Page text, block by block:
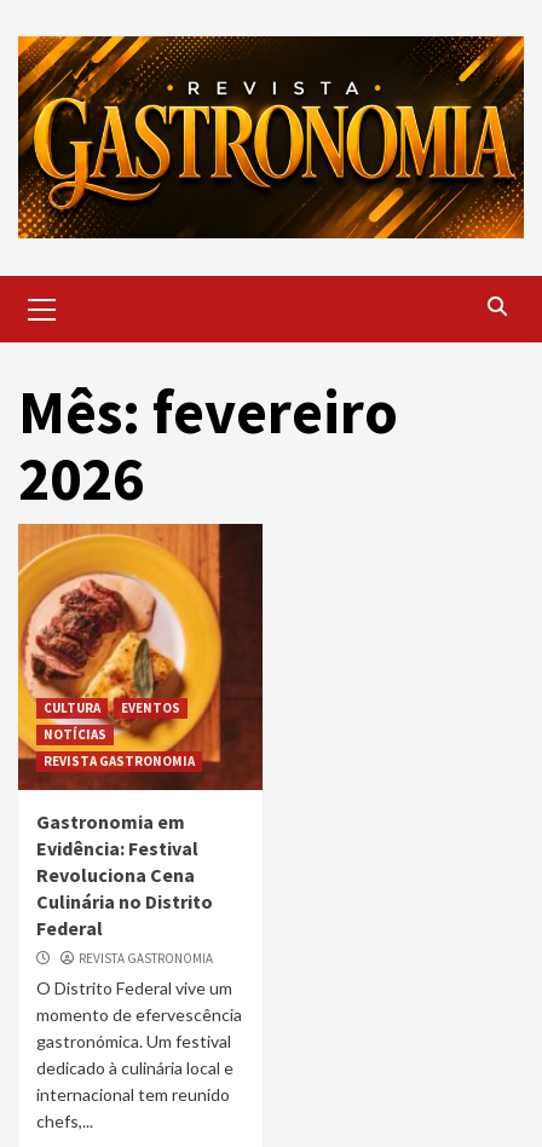
content
Menu
Mês: fevereiro
2026
CULTURA
EVENTOS
NOTÍCIAS
REVISTA GASTRONOMIA
Gastronomia em
Evidência: Festival
Revoluciona Cena
Culinária no Distrito
Federal
REVISTA GASTRONOMIA
O Distrito Federal vive um
momento de efervescência
gastronómica. Um festival
dedicado à culinária local e
internacional tem reunido
chefs,...